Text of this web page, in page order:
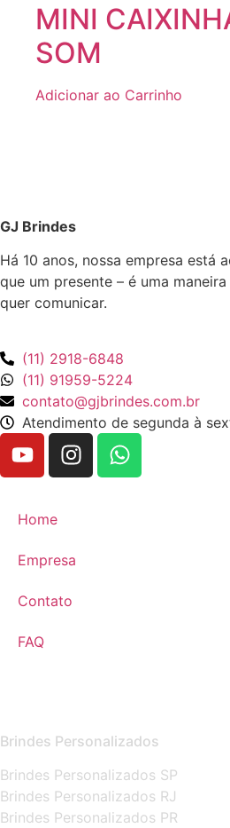
MINI
SOM
Adicionar ao Carrinho
GJ Brindes
Há 10 anos, nossa empresa está
que um presente – é uma
quer comunicar.
(11) 2918-6848
(11) 91959-5224
contato@gjbrindes.com.br
Atendimento de segunda à
Home
Empresa
Contato
FAQ
Brindes Personalizados
Brindes Personalizados SP
Brindes Personalizados RJ
Brindes Personalizados PR